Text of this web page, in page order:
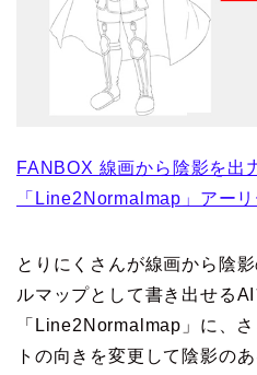
FANBOX 線画から陰影を出
「Line2Normalmap」アーリ
とりにくさんが線画から陰
ルマップとして書き出せるAI
「Line2Normalmap」に、
トの向きを変更して陰影の